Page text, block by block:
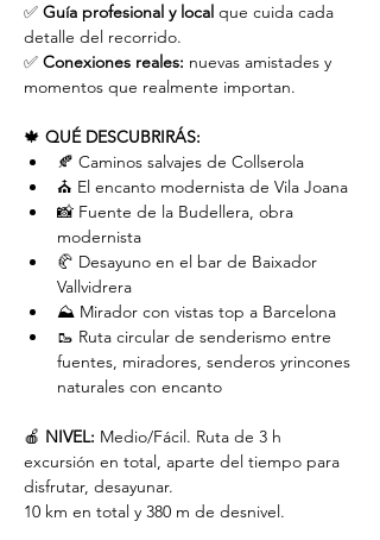
✅ Guía profesional y local que cuida cada
detalle del recorrido.
✅ Conexiones reales: nuevas amistades y
momentos que realmente importan.
🍁 QUÉ DESCUBRIRÁS:
🍂 Caminos salvajes de Collserola
⛪️ El encanto modernista de Vila Joana
📸 Fuente de la Budellera, obra
modernista
🥐 Desayuno en el bar de Baixador
Vallvidrera
⛰️ Mirador con vistas top a Barcelona
🥾 Ruta circular de senderismo entre
fuentes, miradores, senderos yrincones
naturales con encanto
🍎 NIVEL: Medio/Fácil. Ruta de 3 h
excursión en total, aparte del tiempo para
disfrutar, desayunar.
10 km en total y 380 m de desnivel.